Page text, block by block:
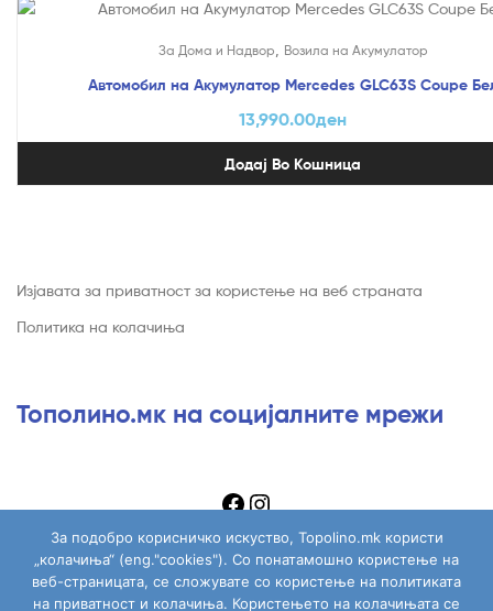
За Дома и Надвор, Возила на Акумулатор
Автомобил на Акумулатор Mercedes GLC63S Coupe
13,990.00ден
Додај Во Кошница
Изјавата за приватност за користење на веб страната
Политика на колачиња
Тополино.мк на социјалните мрежи
За подобро корисничко искуство, Topolino.mk користи
„колачиња“ (eng."cookies"). Со понатамошно користење на
веб-страницата, се сложувате со користење на политиката
на приватност и колачиња. Користењето на колачињата се